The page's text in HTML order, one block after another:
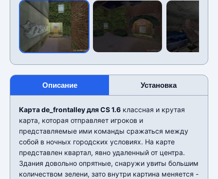
Описание Установка
Карта de_frontalley для CS 1.6 классная и крутая
карта, которая отправляет игроков и
представляемые ими команды сражаться между
собой в ночных городских условиях. На карте
представлен квартал, явно удаленный от центра.
Здания довольно опрятные, снаружи увиты большим
количеством зелени, зато внутри картина меняется -